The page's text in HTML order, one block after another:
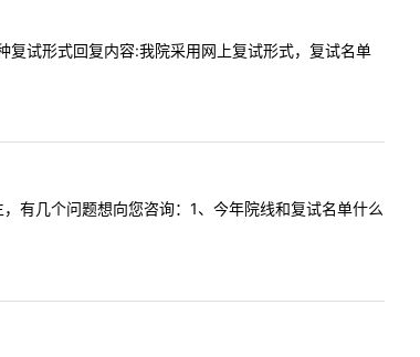
试形式回复内容:我院采用网上复试形式，复试名单
几个问题想向您咨询：1、今年院线和复试名单什么